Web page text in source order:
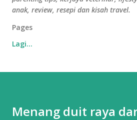
anak, review, resepi dan kisah travel.
Pages
Lagi…
Menang duit raya